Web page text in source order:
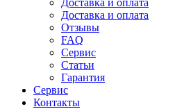
Доставка и оплата
Доставка и оплата
Отзывы
FAQ
Сервис
Статьи
Гарантия
Сервис
Контакты